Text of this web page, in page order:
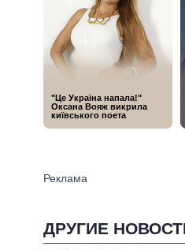
ДРУГИЕ